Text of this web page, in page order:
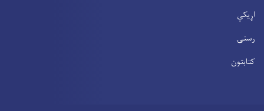
اړیکې
رسنۍ
کتابتون